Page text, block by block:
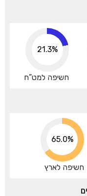
21.3%
חשיפה למט”ח
65.0%
חשיפה לארץ